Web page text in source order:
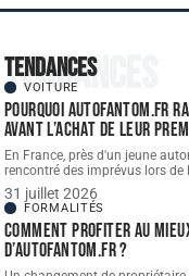
Tendances
Tendances
VOITURE
Pourquoi autofantom.fr
avant l’achat de leur
En France, près d'un jeune
rencontré des imprévus lors de
31 juillet 2026
FORMALITÉS
Comment profiter au
d’autofantom.fr ?